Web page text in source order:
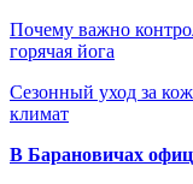
Почему важно
горячая йога
Сезонный уход за
климат
В Барановичах